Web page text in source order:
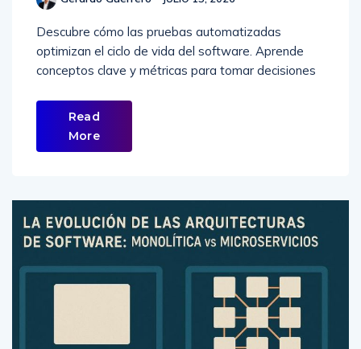
Descubre cómo las pruebas automatizadas
optimizan el ciclo de vida del software. Aprende
conceptos clave y métricas para tomar decisiones
Read
More